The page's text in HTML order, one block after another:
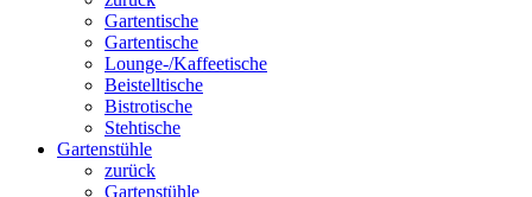
Gartentische
Gartentische
Lounge-/Kaffeetische
Beistelltische
Bistrotische
Stehtische
Gartenstühle
zurück
Gartenstühle